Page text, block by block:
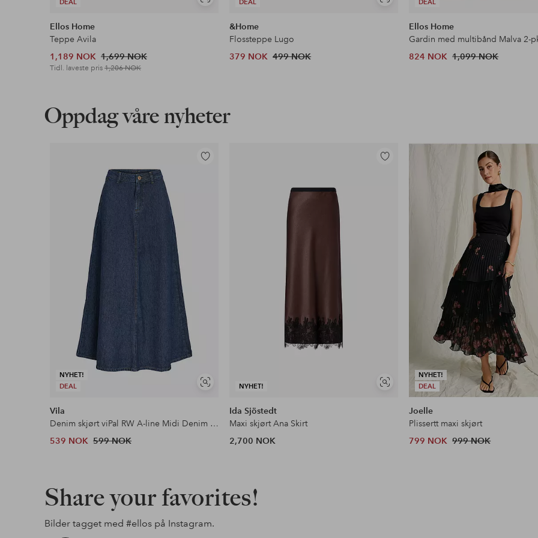
DEAL
Vis
Ellos Home
Teppe Avila
1,189 NOK 1,699 NOK
Tidl. laveste pris1,206 NOK
DEAL
Vis
&Home
Flossteppe Lugo
379 NOK 499 NOK
DEAL
Ellos Home
824 NOK 1,099 NOK
Oppdag våre nyheter
NYHET!
DEAL
Vis
Legg
Vila
Denim skjørt viPal RW A-line Midi Denim Skirt
539 NOK 599 NOK
NYHET!
Vis
lignende
Legg
Ida Sjöstedt
Maxi skjørt Ana Skirt
2,700 NOK
NYHET!
DEAL
Joelle
Plissertt maxi skjørt
799 NOK 999 NOK
Share your favorites!
Bilder tagget med #ellospå Instagram.